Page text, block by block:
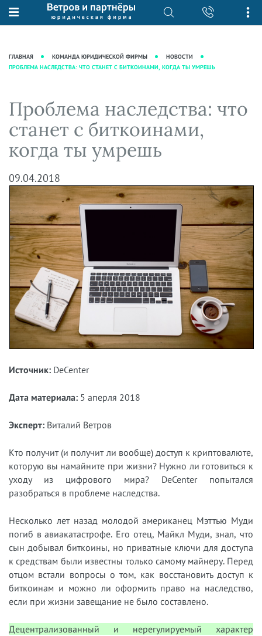
О нас
Рекомендации
Преимущества юридической
фирмы
Кейсы
Вакансии
Юридические услуги
Интеллектуальная собственность
Налоговая практика
Сопровождение бизнеса
Ведение уголовных дел
Защита активов
Ведение дел о банкротстве
База знаний
Журнал "Секреты арбитражной
практики"
Новости
Аудиоподкасты
Видеоподкасты
Справочная
Вопросы-ответы
Вебинары и семинары
Прямые эфиры
ГЛАВНАЯ КОМАНДА ЮРИДИЧЕСКОЙ ФИРМЫ
НОВОСТИ
ПРОБЛЕМА НАСЛЕДСТВА: ЧТО СТАНЕТ С БИТКОИНАМИ, КОГДА ТЫ УМРЕШЬ
Проблема наследства: что
станет с биткоинами,
когда ты умрешь
09.04.2018
Источник: DeCenter
Дата материала: 5 аперля 2018
Эксперт: Виталий Ветров
Кто получит (и получит ли вообще) доступ к криптовалюте,
которую вы намайните при жизни? Нужно ли готовиться к
уходу из цифрового мира? DeCenter попытался
разобраться в проблеме наследства.
Несколько лет назад молодой американец Мэттью Муди
погиб в авиакатастрофе. Его отец, Майкл Муди, знал, что
сын добывал биткоины, но приватные ключи для доступа
к средствам были известны только самому майнеру. Перед
отцом встали вопросы о том, как восстановить доступ к
биткоинам и можно ли оформить право на наследство,
если при жизни завещание не было составлено.
Децентрализованный и нерегулируемый характер